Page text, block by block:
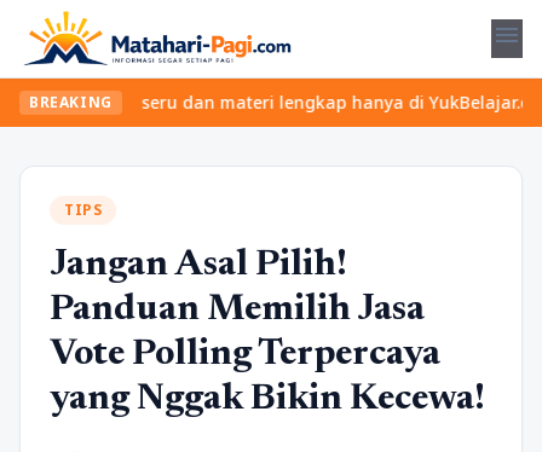
menu
BREAKING
kelas seru dan materi lengkap hanya di YukBelajar.com.
TIPS
Jangan Asal Pilih!
Panduan Memilih Jasa
Vote Polling Terpercaya
yang Nggak Bikin Kecewa!